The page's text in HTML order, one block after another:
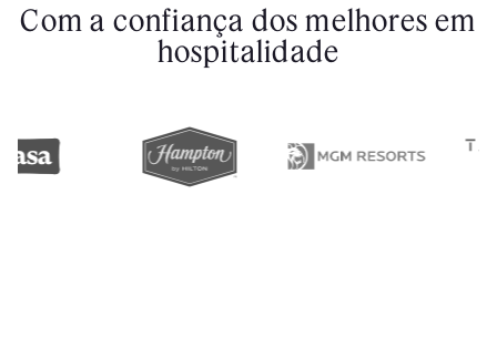
Com a confiança dos melhores em
hospitalidade